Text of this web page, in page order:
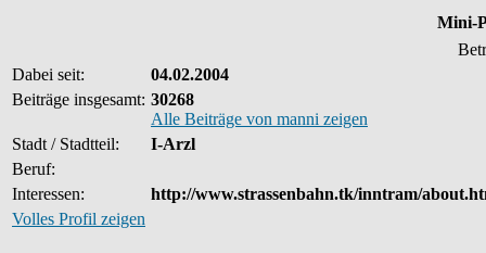
Mini-
Dabei seit:
04.02.2004
Beiträge insgesamt: 30268
Alle Beiträge von manni zeigen
Stadt / Stadtteil:
I-Arzl
Beruf:
Interessen:
http://www.strassenbahn.tk/inntram/
Volles Profil zeigen